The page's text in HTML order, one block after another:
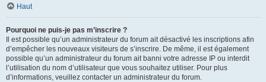
Haut
Pourquoi ne puis-je pas m’inscrire ?
Il est possible qu’un administrateur du forum ait désactivé les inscriptions afin
d’empêcher les nouveaux visiteurs de s’inscrire. De même, il est également
possible qu’un administrateur du forum ait banni votre adresse IP ou interdit
l’utilisation du nom d’utilisateur que vous souhaitez utiliser. Pour plus
d’informations, veuillez contacter un administrateur du forum.